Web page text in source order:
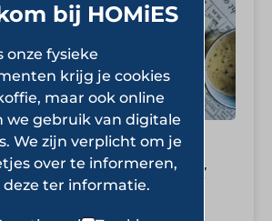
for All:
cafetaria met
bij HOMiES
onze fysieke
krijg je cookies
maar ook online
we gebruik van digitale
We zijn verplicht om je
over te informeren,
deze ter informatie.